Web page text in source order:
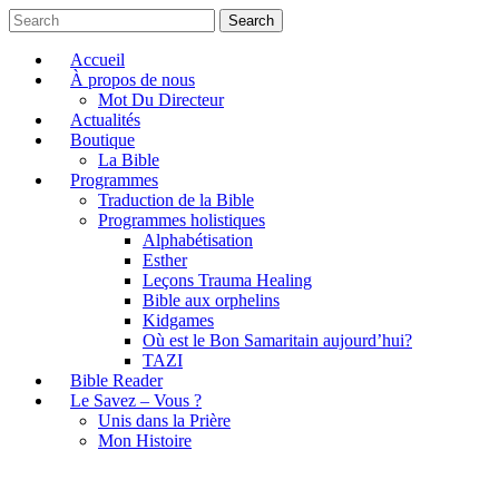
Search
Accueil
À propos de nous
Mot Du Directeur
Actualités
Boutique
La Bible
Programmes
Traduction de la Bible
Programmes holistiques
Alphabétisation
Esther
Leçons Trauma Healing
Bible aux orphelins
Kidgames
Où est le Bon Samaritain aujourd’hui?
TAZI
Bible Reader
Le Savez – Vous ?
Unis dans la Prière
Mon Histoire